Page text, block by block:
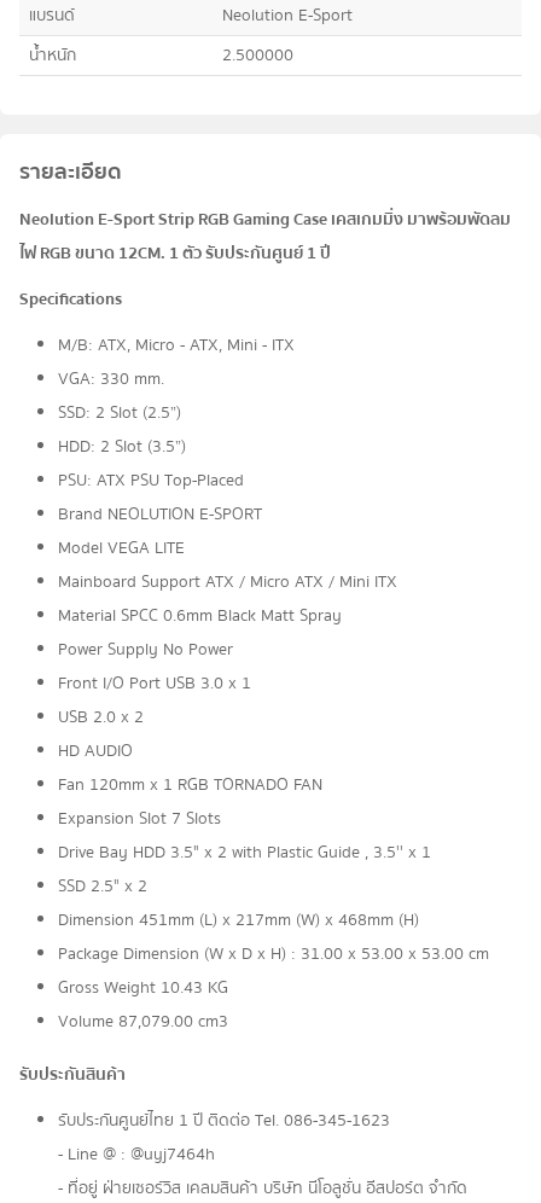
แบรนด์
Neolution E-Sport
น้ำหนัก
2.500000
รายละเอียด
Neolution E-Sport Strip RGB Gaming Case เคสเกมมิ่ง มาพร้อมพัดลม
ไฟ RGB ขนาด 12CM. 1 ตัว รับประกันศูนย์ 1 ปี
Specifications
M/B: ATX, Micro - ATX, Mini - ITX
VGA: 330 mm.
SSD: 2 Slot (2.5”)
HDD: 2 Slot (3.5”)
PSU: ATX PSU Top-Placed
Brand NEOLUTION E-SPORT
Model VEGA LITE
Mainboard Support ATX / Micro ATX / Mini ITX
Material SPCC 0.6mm Black Matt Spray
Power Supply No Power
Front I/O Port USB 3.0 x 1
USB 2.0 x 2
HD AUDIO
Fan 120mm x 1 RGB TORNADO FAN
Expansion Slot 7 Slots
Drive Bay HDD 3.5" x 2 with Plastic Guide , 3.5'' x 1
SSD 2.5" x 2
Dimension 451mm (L) x 217mm (W) x 468mm (H)
Package Dimension (W x D x H) : 31.00 x 53.00 x 53.00 cm
Gross Weight 10.43 KG
Volume 87,079.00 cm3
รับประกันสินค้า
รับประกันศูนย์ไทย 1 ปี ติดต่อ Tel. 086-345-1623
- Line @ : @uyj7464h
- ที่อยู่ ฝ่ายเซอร์วิส เคลมสินค้า บริษัท นีโอลูชั่น อีสปอร์ต จำกัด